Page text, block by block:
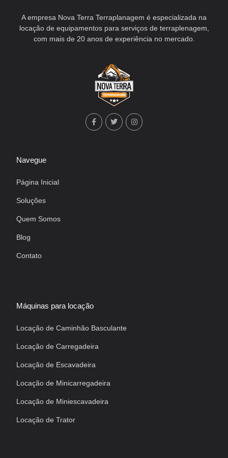
A empresa Nova Terra Terraplanagem é especializada na
locação de equipamentos para serviços de terraplenagem,
com mais de 20 anos de experiência no mercado.
Navegue
Página Inicial
Soluções
Quem Somos
Blog
Contato
Máquinas para locação
Locação de Caminhão Basculante
Locação de Carregadeira
Locação de Escavadeira
Locação de Minicarregadeira
Locação de Miniescavadeira
Locação de Trator